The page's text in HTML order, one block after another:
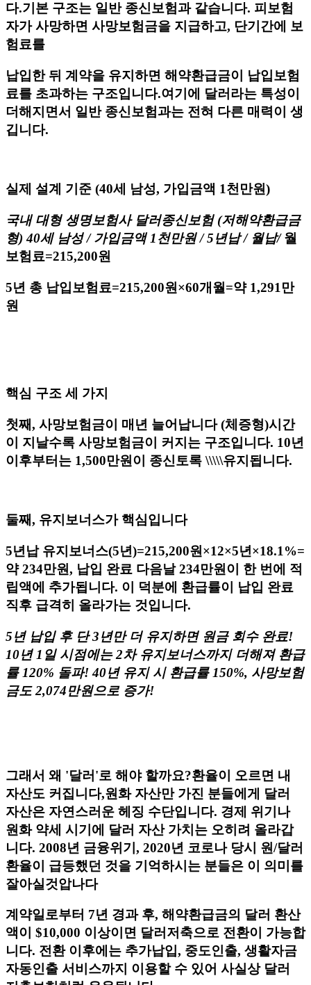
다.기본 구조는 일반 종신보험과 같습니다. 피보험
자가 사망하면 사망보험금을 지급하고, 단기간에 보
험료를
납입한 뒤 계약을 유지하면 해약환급금이 납입보험
료를 초과하는 구조입니다.여기에 달러라는 특성이
더해지면서 일반 종신보험과는 전혀 다른 매력이 생
깁니다.
​실제 설계 기준 (40세 남성, 가입금액 1천만원)
국내 대형 생명보험사 달러종신보험 (저해약환급금
형) 40세 남성 / 가입금액 1천만원 / 5년납 / 월납​/월
보험료=215,200원
5년 총 납입보험료=215,200원×60개월=약 1,291만
원
핵심 구조 세 가지​
첫째, 사망보험금이 매년 늘어납니다 (체증형)시간
이 지날수록 사망보험금이 커지는 구조입니다. 10년
이후부터는 1,500만원이 종신토록 \\\\\유지됩니다.
둘째, 유지보너스가 핵심입니다
5년납 유지보너스(5년)=215,200원×12×5년×18.1%=
약 234만원, 납입 완료 다음날 234만원이 한 번에 적
립액에 추가됩니다. 이 덕분에 환급률이 납입 완료
직후 급격히 올라가는 것입니다.
5년 납입 후 단 3년만 더 유지하면 원금 회수 완료!
10년 1일 시점에는 2차 유지보너스까지 더해져 환급
률 120% 돌파! 40년 유지 시 환급률 150%, 사망보험
금도 2,074만원으로 증가!
그래서 왜 '달러'로 해야 할까요?​환율이 오르면 내
자산도 커집니다,원화 자산만 가진 분들에게 달러
자산은 자연스러운 헤징 수단입니다. 경제 위기나
원화 약세 시기에 달러 자산 가치는 오히려 올라갑
니다. 2008년 금융위기, 2020년 코로나 당시 원/달러
환율이 급등했던 것을 기억하시는 분들은 이 의미를
잘아실것압나다
계약일로부터 7년 경과 후, 해약환급금의 달러 환산
액이 $10,000 이상이면 달러저축으로 전환이 가능합
니다. 전환 이후에는 추가납입, 중도인출, 생활자금
자동인출 서비스까지 이용할 수 있어 사실상 달러